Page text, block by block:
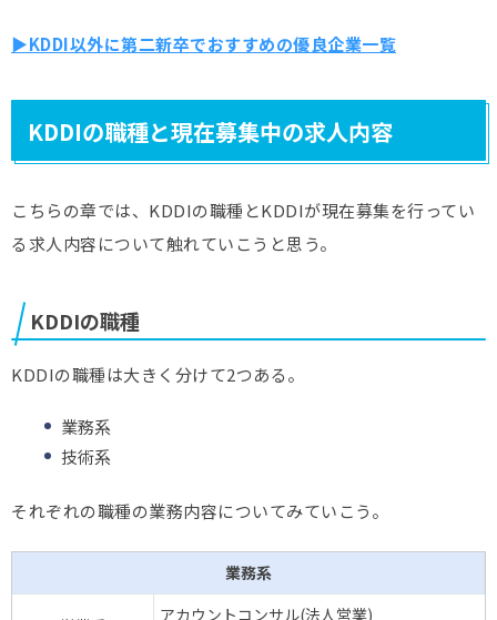
▶KDDI以外に第二新卒でおすすめの優良企業一覧
KDDIの職種と現在募集中の求人内容
こちらの章では、KDDIの職種とKDDIが現在募集を行ってい
る求人内容について触れていこうと思う。
KDDIの職種
KDDIの職種は大きく分けて2つある。
業務系
技術系
それぞれの職種の業務内容についてみていこう。
業務系
アカウントコンサル(法人営業)